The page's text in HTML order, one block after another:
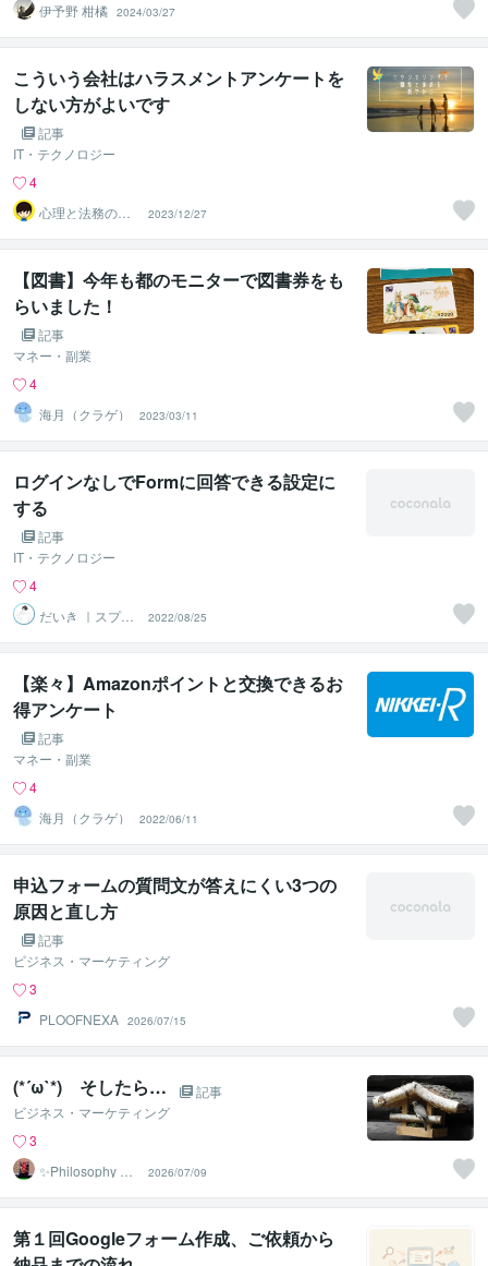
伊予野 柑橘 2024/03/27
こういう会社はハラスメントアンケートを
しない方がよいです
記事
IT・テクノロジー
4
心理と法務のカ
ウンセラー
2023/12/27
【図書】今年も都のモニターで図書券をも
らいました！
記事
マネー・副業
4
海月（クラゲ）
2023/03/11
ログインなしでFormに回答できる設定に
する
記事
IT・テクノロジー
4
だいき ｜スプレ
ッドシート活用
2022/08/25
【楽々】Amazonポイントと交換できるお
得アンケート
記事
マネー・副業
4
海月（クラゲ）
2022/06/11
申込フォームの質問文が答えにくい3つの
原因と直し方
記事
ビジネス・マーケティング
3
PLOOFNEXA 2026/07/15
(*´ω`*) そしたら…
記事
ビジネス・マーケティング
3
✨Philosophy Va
2026/07/09
第１回Googleフォーム作成、ご依頼から